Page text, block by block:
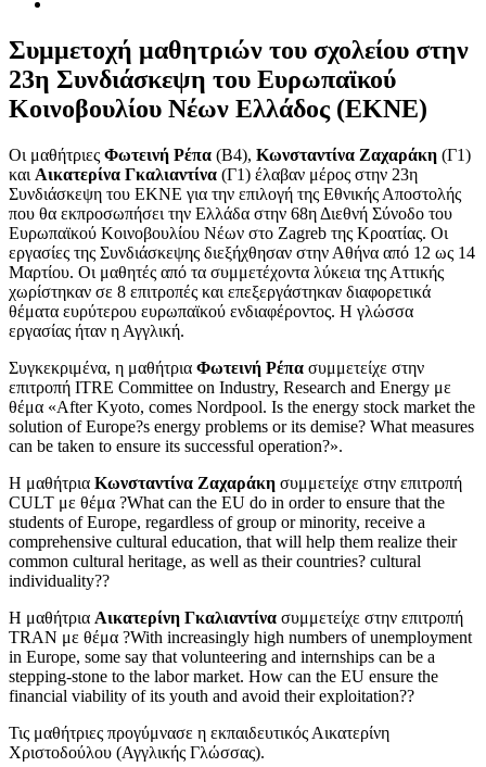
Συμμετοχή μαθητριών του σχολείου στην
23η Συνδιάσκεψη του Ευρωπαϊκού
Κοινοβουλίου Νέων Ελλάδος (ΕΚΝΕ)
Οι μαθήτριες Φωτεινή Ρέπα (Β4), Κωνσταντίνα Ζαχαράκη (Γ1)
και Αικατερίνα Γκαλιαντίνα (Γ1) έλαβαν μέρος στην 23η
Συνδιάσκεψη του ΕΚΝΕ για την επιλογή της Εθνικής Αποστολής
που θα εκπροσωπήσει την Ελλάδα στην 68η Διεθνή Σύνοδο του
Ευρωπαϊκού Κοινοβουλίου Νέων στο Zagreb της Κροατίας. Οι
εργασίες της Συνδιάσκεψης διεξήχθησαν στην Αθήνα από 12 ως 14
Μαρτίου. Οι μαθητές από τα συμμετέχοντα λύκεια της Αττικής
χωρίστηκαν σε 8 επιτροπές και επεξεργάστηκαν διαφορετικά
θέματα ευρύτερου ευρωπαϊκού ενδιαφέροντος. Η γλώσσα
εργασίας ήταν η Αγγλική.
Συγκεκριμένα, η μαθήτρια Φωτεινή Ρέπα συμμετείχε στην
επιτροπή ΙΤRE Committee on Industry, Research and Energy με
θέμα «After Kyoto, comes Nordpool. Is the energy stock market the
solution of Europe?s energy problems or its demise? What measures
can be taken to ensure its successful operation?».
H μαθήτρια Κωνσταντίνα Ζαχαράκη συμμετείχε στην επιτροπή
CULT με θέμα ?What can the EU do in order to ensure that the
students of Europe, regardless of group or minority, receive a
comprehensive cultural education, that will help them realize their
common cultural heritage, as well as their countries? cultural
individuality??
H μαθήτρια Αικατερίνη Γκαλιαντίνα συμμετείχε στην επιτροπή
TRAN με θέμα ?With increasingly high numbers of unemployment
in Europe, some say that volunteering and internships can be a
stepping-stone to the labor market. How can the EU ensure the
financial viability of its youth and avoid their exploitation??
Τις μαθήτριες προγύμνασε η εκπαιδευτικός Αικατερίνη
Χριστοδούλου (Αγγλικής Γλώσσας).